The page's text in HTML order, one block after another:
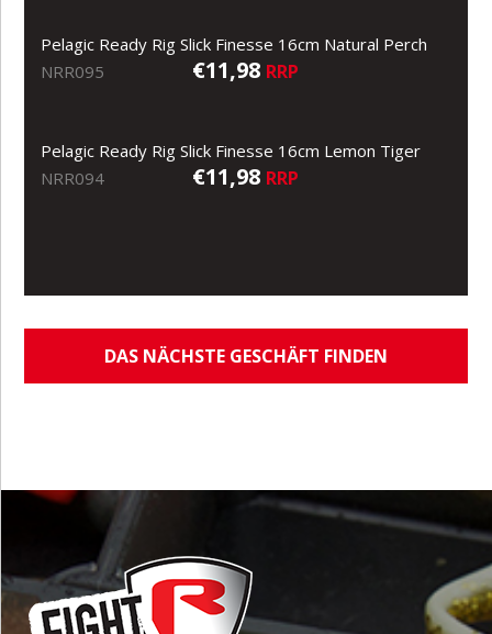
Pelagic Ready Rig Slick Finesse 16cm Natural Perch
NRR095
€11,98 RRP
Pelagic Ready Rig Slick Finesse 16cm Lemon Tiger
NRR094
€11,98 RRP
DAS NÄCHSTE GESCHÄFT FINDEN